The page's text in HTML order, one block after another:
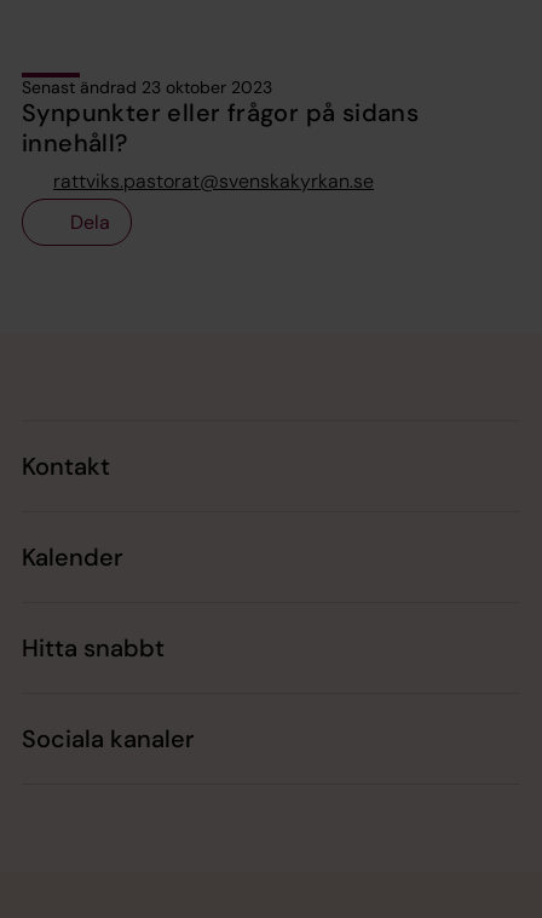
Senast ändrad 23 oktober 2023
Synpunkter eller frågor på sidans
innehåll?
rattviks.pastorat@svenskakyrkan.se
Dela
Kontakt
Kalender
Hitta snabbt
Sociala kanaler